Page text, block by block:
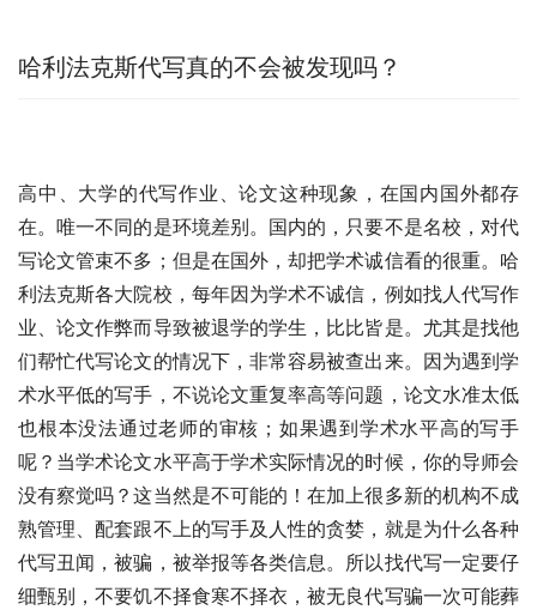
哈利法克斯代写真的不会被发现吗？
高中、大学的代写作业、论文这种现象，在国内国外都存
在。唯一不同的是环境差别。国内的，只要不是名校，对代
写论文管束不多；但是在国外，却把学术诚信看的很重。哈
利法克斯各大院校，每年因为学术不诚信，例如找人代写作
业、论文作弊而导致被退学的学生，比比皆是。尤其是找他
们帮忙代写论文的情况下，非常容易被查出来。因为遇到学
术水平低的写手，不说论文重复率高等问题，论文水准太低
也根本没法通过老师的审核；如果遇到学术水平高的写手
呢？当学术论文水平高于学术实际情况的时候，你的导师会
没有察觉吗？这当然是不可能的！在加上很多新的机构不成
熟管理、配套跟不上的写手及人性的贪婪，就是为什么各种
代写丑闻，被骗，被举报等各类信息。所以找代写一定要仔
细甄别，不要饥不择食寒不择衣，被无良代写骗一次可能葬